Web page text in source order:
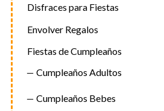
Disfraces para Fiestas
Envolver Regalos
Fiestas de Cumpleaños
Cumpleaños Adultos
Cumpleaños Bebes